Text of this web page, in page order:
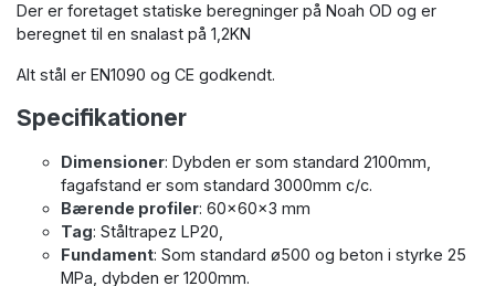
Der er foretaget statiske beregninger på Noah OD og er
beregnet til en snalast på 1,2KN
Alt stål er EN1090 og CE godkendt.
Specifikationer
Dimensioner: Dybden er som standard 2100mm,
fagafstand er som standard 3000mm c/c.
Bærende profiler: 60x60x3 mm
Tag: Ståltrapez LP20,
Fundament: Som standard ø500 og beton i styrke 25
MPa, dybden er 1200mm.